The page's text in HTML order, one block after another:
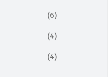
(6)
(4)
(4)